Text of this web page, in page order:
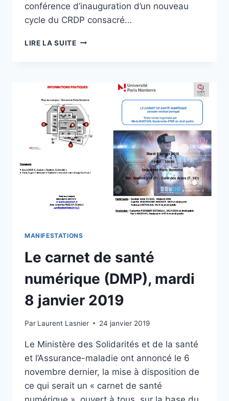
conférence d’inauguration d’un nouveau
cycle du CRDP consacré…
LIRE LA SUITE« PRÉSENTATION
DE
LA
COMMANDE
PUBLIQUE,
MERCREDI
MANIFESTATIONS
Le carnet de santé
numérique (DMP), mardi
8 janvier 2019
Par Laurent Lasnier 24 janvier 2019
Le Ministère des Solidarités et de la santé
et l’Assurance-maladie ont annoncé le 6
novembre dernier, la mise à disposition de
ce qui serait un « carnet de santé